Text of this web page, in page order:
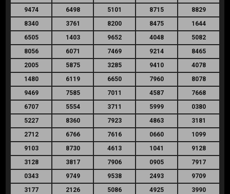
9474
6498 5101 8715
8829
8340
3761 8200 8475
1644
6505
1403 9652 4048
5082
8056
6071 7469 9214
8465
2005
5875 3285 9410
4078
1480
6119 6650 7960
8078
9469
7585 7011 4587
7668
6707
5554 3711 5999
0380
5227
8360 7923 4863
3181
2712
6766 7616 0660
1099
9103
8730 4613 1041
9128
3128
3817 7906 0905
7917
0343
9749 9538 2493
9709
3177
2126 5086 4925
3990